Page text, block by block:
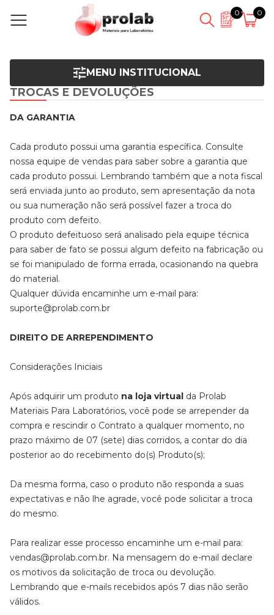
0 0
MENU INSTITUCIONAL
TROCAS E DEVOLUÇÕES
DA GARANTIA
Cada produto possui uma garantia específica. Consulte
nossa equipe de vendas para saber sobre a garantia que
cada produto possui. Lembrando também que a nota fiscal
será enviada junto ao produto, sem apresentação da nota
ou sua numeração não será possível fazer a troca do
produto com defeito.
O produto defeituoso será analisado pela equipe técnica
para saber de fato se possui algum defeito na fabricação ou
se foi manipulado de forma errada, ocasionando na quebra
do material.
Qualquer dúvida encaminhe um e-mail para:
suporte@prolab.com.br
DIREITO DE ARREPENDIMENTO
Considerações Iniciais
Após adquirir um produto na loja virtual da Prolab
Materiais Para Laboratórios, você pode se arrepender da
compra e rescindir o Contrato a qualquer momento, no
prazo máximo de 07 (sete) dias corridos, a contar do dia
posterior ao do recebimento do(s) Produto(s);
Da mesma forma, caso o produto não responda a suas
expectativas e não lhe agrade, você pode solicitar a troca
do mesmo.
Para realizar esse processo encaminhe um e-mail para:
vendas@prolab.com.br. Na mensagem do e-mail declare
os motivos da solicitação de troca ou devolução.
Lembrando que e-mails recebidos após 7 dias não serão
válidos.